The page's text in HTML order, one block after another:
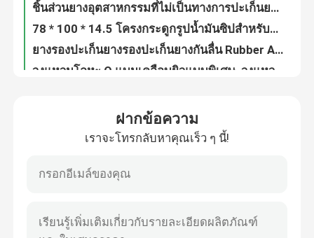
ควบคุมคุณภาพ
ติดต่อเรา
ยางซีลน้ำมัน
น้ำมันหล่อลื่นเครื่องยนต์
ซีลน้ำมันรถบรรทุก
ฝากข้อความ
เราจะโทรกลับหาคุณเร็ว ๆ นี้!